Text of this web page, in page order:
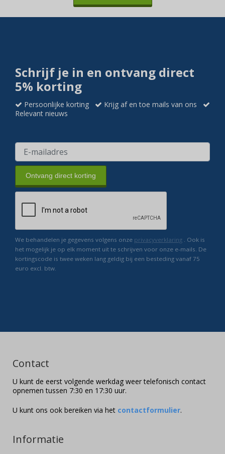
Schrijf je in en ontvang direct
5% korting
Persoonlijke korting
Krijg af en toe mails van ons
Relevant nieuws
Ontvang direct korting
We behandelen je gegevens volgens onze privacyverklaring . Ook is
het mogelijk je op elk moment uit te schrijven voor onze e-mails. De
kortingscode is twee weken lang geldig bij een besteding vanaf 75
euro excl. btw.
Contact
U kunt de eerst volgende werkdag weer telefonisch contact
opnemen tussen 7:30 en 17:30 uur.
U kunt ons ook bereiken via het contactformulier.
Informatie